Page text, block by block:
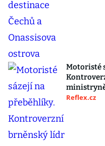
Motoristé
Reflex.cz